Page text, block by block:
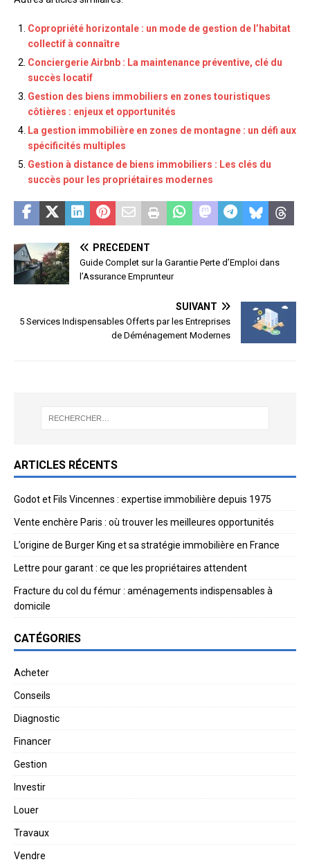
Copropriété horizontale : un mode de gestion de l’habitat
collectif à connaître
Conciergerie Airbnb : La maintenance préventive, clé du
succès locatif
Gestion des biens immobiliers en zones touristiques
côtières : enjeux et opportunités
La gestion immobilière en zones de montagne : un défi aux
spécificités multiples
Gestion à distance de biens immobiliers : Les clés du
succès pour les propriétaires modernes
PRÉCÉDENT
Guide Complet sur la Garantie Perte d’Emploi dans
l’Assurance Emprunteur
SUIVANT
5 Services Indispensables Offerts par les Entreprises
de Déménagement Modernes
ARTICLES RÉCENTS
Godot et Fils Vincennes : expertise immobilière depuis 1975
Vente enchère Paris : où trouver les meilleures opportunités
L’origine de Burger King et sa stratégie immobilière en France
Lettre pour garant : ce que les propriétaires attendent
Fracture du col du fémur : aménagements indispensables à
domicile
CATÉGORIES
Acheter
Conseils
Diagnostic
Financer
Gestion
Investir
Louer
Travaux
Vendre